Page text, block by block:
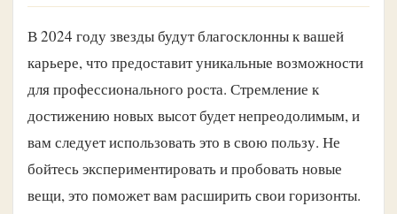
В 2024 году звезды будут благосклонны к вашей
карьере, что предоставит уникальные возможности
для профессионального роста. Стремление к
достижению новых высот будет непреодолимым, и
вам следует использовать это в свою пользу. Не
бойтесь экспериментировать и пробовать новые
вещи, это поможет вам расширить свои горизонты.